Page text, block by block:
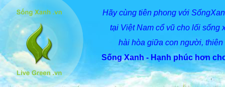
Hãycùng tiên phong với
tại Việt Nam cổ vũ cho lối sống
hài hòa giữa con người, thiên
Sống Xanh - Hạnh phúc hơn